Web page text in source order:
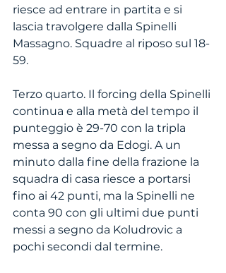
riesce ad entrare in partita e si
lascia travolgere dalla Spinelli
Massagno. Squadre al riposo sul 18-
59.
Terzo quarto. Il forcing della Spinelli
continua e alla metà del tempo il
punteggio è 29-70 con la tripla
messa a segno da Edogi. A un
minuto dalla fine della frazione la
squadra di casa riesce a portarsi
fino ai 42 punti, ma la Spinelli ne
conta 90 con gli ultimi due punti
messi a segno da Koludrovic a
pochi secondi dal termine.